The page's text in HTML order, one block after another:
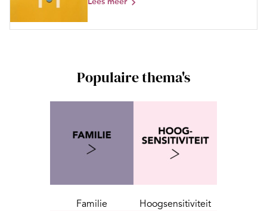
Populaire thema's
Familie Hoogsensitiviteit